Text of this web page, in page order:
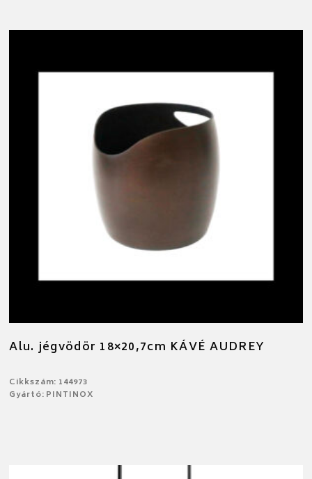
Alu. jégvödör 18×20,7cm KÁVÉ AUDREY
Cikkszám: 144973
Gyártó: PINTINOX